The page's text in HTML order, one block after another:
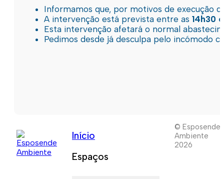
Informamos que, por motivos de execução
A intervenção está prevista entre as 14h30
Esta intervenção afetará o normal
Pedimos desde já desculpa pelo incómodo
Início
Espaços
© Esposende
Ambiente
2026